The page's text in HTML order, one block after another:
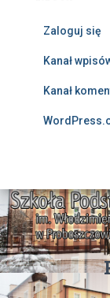
Zaloguj się
Kanał
Kanał